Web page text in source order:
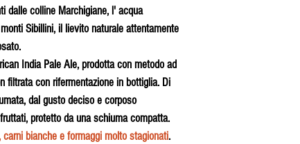
dalle colline Marchigiane, l' acqua
Sibillini, il lievito naturale attentamente
India Pale Ale, prodotta con metodo ad
filtrata con rifermentazione in bottiglia. Di
dal gusto deciso e corposo
protetto da una schiuma compatta.
bianche e formaggi molto stagionati.